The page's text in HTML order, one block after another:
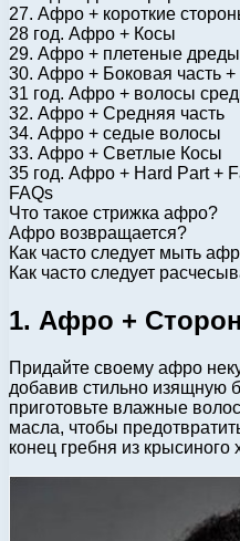
27. Афро + короткие
28 год. Афро + Косы
29. Афро + плетеные дреды
30. Афро + Боковая часть +
31 год. Афро + волосы
32. Афро + Средняя часть
34. Афро + седые волосы
33. Афро + Светлые Косы
35 год. Афро + Hard Part +
FAQs
Что такое стрижка афро?
Афро возвращается?
Как часто следует мыть
Как часто следует
1. Афро +
Придайте своему афро
добавив стильно изящную
приготовьте влажные
масла, чтобы
конец гребня из крысиного